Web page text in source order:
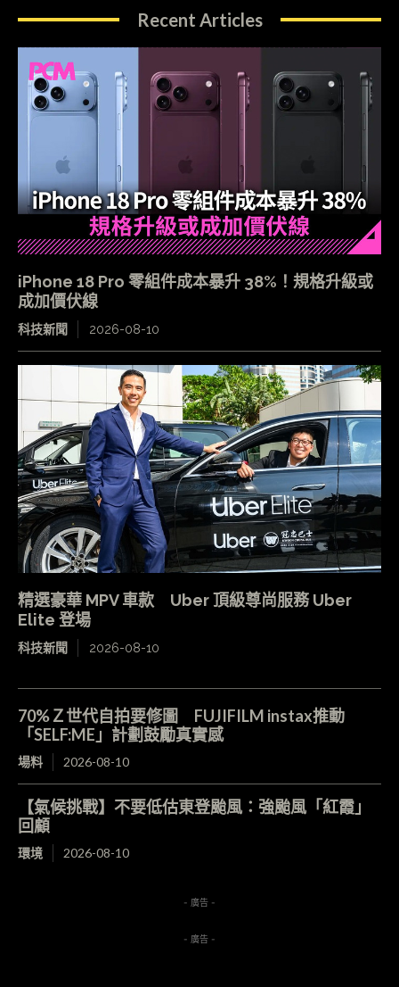
Recent Articles
iPhone 18 Pro 零組件成本暴升 38%！規格升級或
成加價伏線
科技新聞 2026-08-10
精選豪華 MPV 車款 Uber 頂級尊尚服務 Uber
Elite 登場
科技新聞 2026-08-10
70%Ｚ世代自拍要修圖 FUJIFILM instax推動
「SELF:ME」計劃鼓勵真實感
場料 2026-08-10
【氣候挑戰】不要低估東登颱風：強颱風「紅霞」
回顧
環境 2026-08-10
- 廣告 -
- 廣告 -